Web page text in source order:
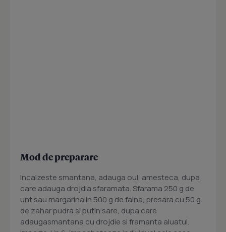
Mod de preparare
Incalzeste smantana, adauga oul, amesteca, dupa
care adauga drojdia sfaramata. Sfarama 250 g de
unt sau margarina in 500 g de faina, presara cu 50 g
de zahar pudra si putin sare, dupa care
adaugasmantana cu drojdie si framanta aluatul.